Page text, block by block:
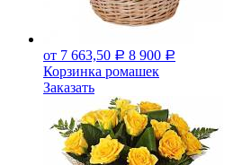
от 7 663,50 Р 8 900 Р
Корзинка ромашек
Заказать